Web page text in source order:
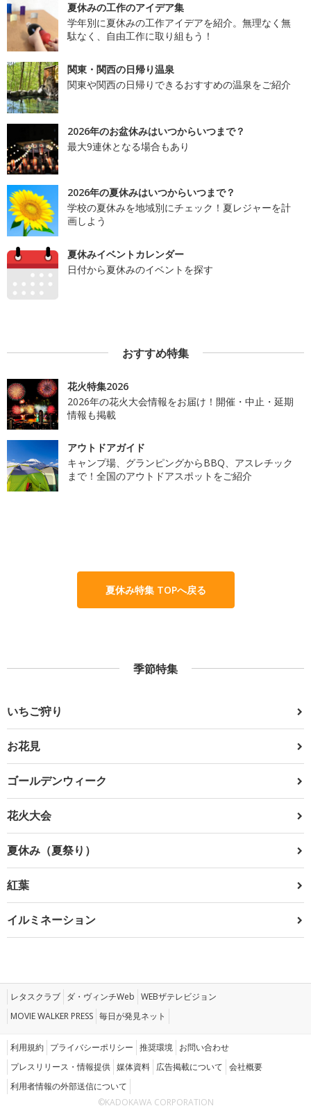
夏休みの工作のアイデア集
学年別に夏休みの工作アイデアを紹介。無理なく無
駄なく、自由工作に取り組もう！
関東・関西の日帰り温泉
関東や関西の日帰りできるおすすめの温泉をご紹介
2026年のお盆休みはいつからいつまで？
最大9連休となる場合もあり
2026年の夏休みはいつからいつまで？
学校の夏休みを地域別にチェック！夏レジャーを計
画しよう
夏休みイベントカレンダー
日付から夏休みのイベントを探す
おすすめ特集
花火特集2026
2026年の花火大会情報をお届け！開催・中止・延期
情報も掲載
アウトドアガイド
キャンプ場、グランピングからBBQ、アスレチック
まで！全国のアウトドアスポットをご紹介
夏休み特集 TOPへ戻る
季節特集
いちご狩り
お花見
ゴールデンウィーク
花火大会
夏休み（夏祭り）
紅葉
イルミネーション
レタスクラブ ダ・ヴィンチWeb WEBザテレビジョン
MOVIE WALKER PRESS 毎日が発見ネット
利用規約 プライバシーポリシー 推奨環境 お問い合わせ
プレスリリース・情報提供 媒体資料 広告掲載について 会社概要
利用者情報の外部送信について
©KADOKAWA CORPORATION